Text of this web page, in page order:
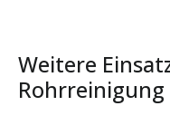
Weitere
Rohrreinigung